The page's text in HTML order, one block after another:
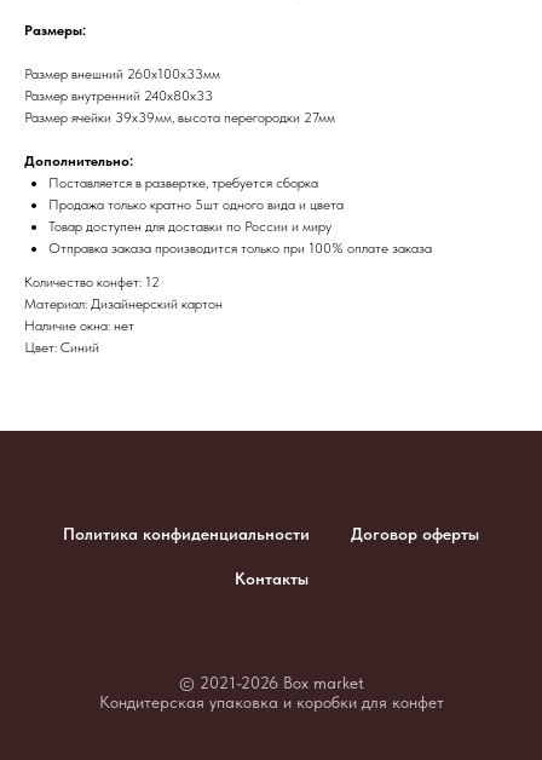
Размеры:
Размер внешний 260х100х33мм
Размер внутренний 240х80х33
Размер ячейки 39х39мм, высота перегородки 27мм
Дополнительно:
Поставляется в развертке, требуется сборка
Продажа только кратно 5шт одного вида и цвета
Товар доступен для доставки по России и миру
​Отправка заказа производится только при 100% оплате заказа
Количество конфет: 12
Материал: Дизайнерский картон
Наличие окна: нет
Цвет: Синий
Политика конфиденциальности Договор оферты
Контакты
© 2021-2026 Box market
Кондитерская упаковка и коробки для конфет